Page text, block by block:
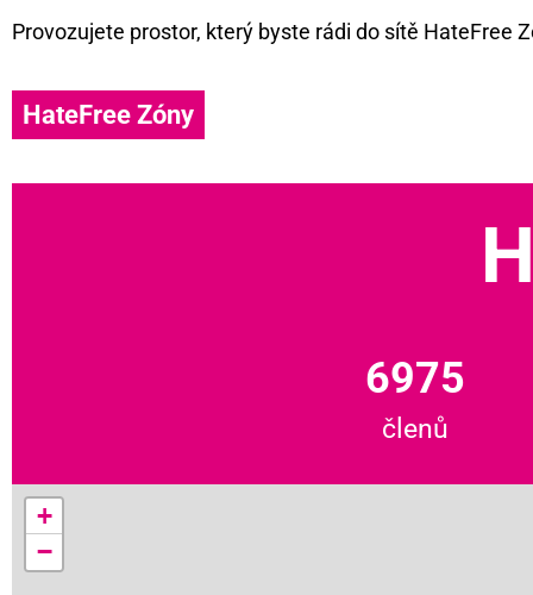
Provozujete prostor, který byste rádi do sítě HateFree
HateFree Zóny
6975
členů
+
−